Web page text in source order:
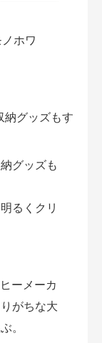
ホワ
グッズも
るくクリ
ーメーカ
がちな大
。